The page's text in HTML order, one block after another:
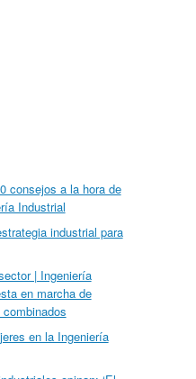
consejos a la hora de
Industrial
industrial para
| Ingeniería
en marcha de
en la Ingeniería